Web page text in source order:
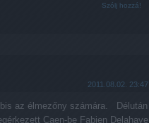
Szólj hozzá!
2011.08.02. 23:47
az élmezőny számára. Délután
Caen-be Fabien Delahaye